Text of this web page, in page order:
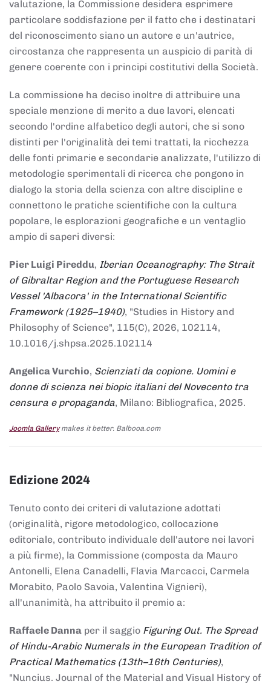
valutazione, la Commissione desidera esprimere
particolare soddisfazione per il fatto che i destinatari
del riconoscimento siano un autore e un'autrice,
circostanza che rappresenta un auspicio di parità di
genere coerente con i principi costitutivi della Società.
La commissione ha deciso inoltre di attribuire una
speciale menzione di merito a due lavori, elencati
secondo l'ordine alfabetico degli autori, che si sono
distinti per l'originalità dei temi trattati, la ricchezza
delle fonti primarie e secondarie analizzate, l'utilizzo di
metodologie sperimentali di ricerca che pongono in
dialogo la storia della scienza con altre discipline e
connettono le pratiche scientifiche con la cultura
popolare, le esplorazioni geografiche e un ventaglio
ampio di saperi diversi:
Pier Luigi Pireddu, Iberian Oceanography: The Strait
of Gibraltar Region and the Portuguese Research
Vessel 'Albacora' in the International Scientific
Framework (1925–1940), "Studies in History and
Philosophy of Science", 115(C), 2026, 102114,
10.1016/j.shpsa.2025.102114
Angelica Vurchio, Scienziati da copione. Uomini e
donne di scienza nei biopic italiani del Novecento tra
censura e propaganda, Milano: Bibliografica, 2025.
Joomla Gallerymakes it better. Balbooa.com
Edizione 2024
Tenuto conto dei criteri di valutazione adottati
(originalità, rigore metodologico, collocazione
editoriale, contributo individuale dell'autore nei lavori
a più firme), la Commissione (composta da Mauro
Antonelli, Elena Canadelli, Flavia Marcacci, Carmela
Morabito, Paolo Savoia, Valentina Vignieri),
all'unanimità, ha attribuito il premio a:
Raffaele Danna per il saggio Figuring Out. The Spread
of Hindu-Arabic Numerals in the European Tradition of
Practical Mathematics (13th–16th Centuries),
"Nuncius. Journal of the Material and Visual History of